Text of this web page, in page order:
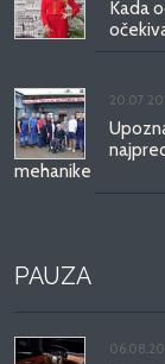
Kada
mehanike
PAUZA